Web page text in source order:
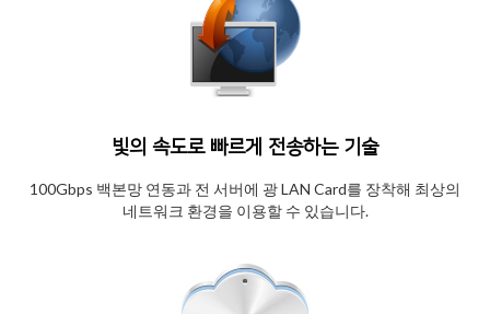
빛의 속도로 빠르게 전송하는 기술
100Gbps 백본망 연동과 전 서버에 광 LAN Card를 장착해 최상의
네트워크 환경을 이용할 수 있습니다.